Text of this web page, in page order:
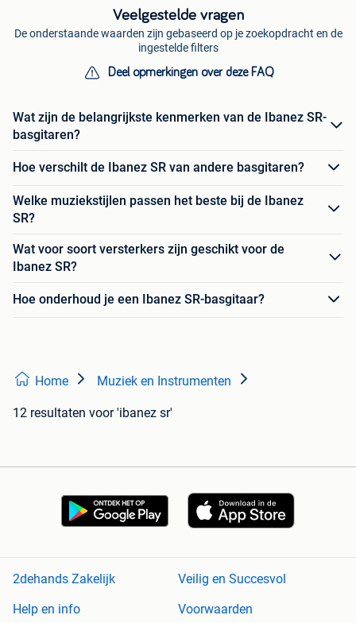
Veelgestelde vragen
De onderstaande waarden zijn gebaseerd op je zoekopdracht en de
ingestelde filters
Deel opmerkingen over deze FAQ
Wat zijn de belangrijkste kenmerken van de Ibanez SR-
basgitaren?
Hoe verschilt de Ibanez SR van andere basgitaren?
Welke muziekstijlen passen het beste bij de Ibanez
SR?
Wat voor soort versterkers zijn geschikt voor de
Ibanez SR?
Hoe onderhoud je een Ibanez SR-basgitaar?
Home Muziek en Instrumenten
12 resultaten voor 'ibanez sr'
2dehands Zakelijk
Veilig en Succesvol
Help en info
Voorwaarden